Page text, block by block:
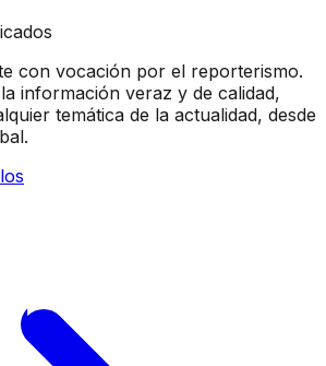
con vocación por el reporterismo.
información veraz y de calidad,
temática de la actualidad, desde